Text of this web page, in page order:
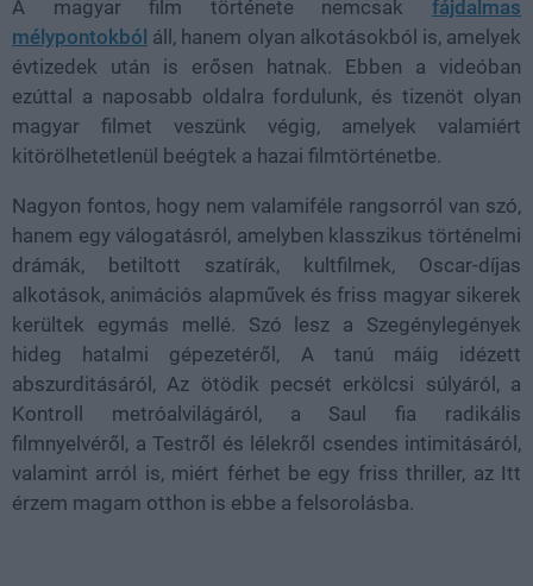
A magyar film története nemcsak fájdalmas
mélypontokból áll, hanem olyan alkotásokból is, amelyek
évtizedek után is erősen hatnak. Ebben a videóban
ezúttal a naposabb oldalra fordulunk, és tizenöt olyan
magyar filmet veszünk végig, amelyek valamiért
kitörölhetetlenül beégtek a hazai filmtörténetbe.
Nagyon fontos, hogy nem valamiféle rangsorról van szó,
hanem egy válogatásról, amelyben klasszikus történelmi
drámák, betiltott szatírák, kultfilmek, Oscar-díjas
alkotások, animációs alapművek és friss magyar sikerek
kerültek egymás mellé. Szó lesz a Szegénylegények
hideg hatalmi gépezetéről, A tanú máig idézett
abszurditásáról, Az ötödik pecsét erkölcsi súlyáról, a
Kontroll metróalvilágáról, a Saul fia radikális
filmnyelvéről, a Testről és lélekről csendes intimitásáról,
valamint arról is, miért férhet be egy friss thriller, az Itt
érzem magam otthon is ebbe a felsorolásba.